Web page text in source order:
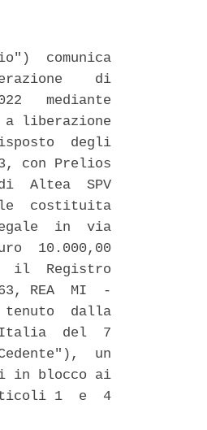
comunica
di
mediante
liberazione
degli
con Prelios
Altea  SPV
costituita
in  via
10.000,00
il  Registro
REA  MI  -
dalla
del  7
un
in blocco ai
1  e  4